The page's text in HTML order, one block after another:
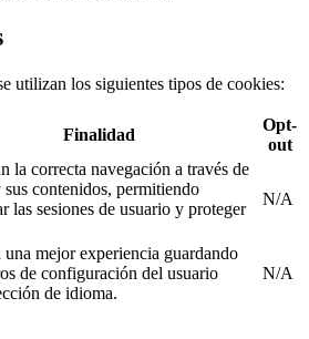
utilizan los siguientes tipos de cookies:
Finalidad
Opt-
out
la correcta navegación a través de
sus contenidos, permitiendo
las sesiones de usuario y proteger
N/A
una mejor experiencia guardando
de configuración del usuario
de idioma.
N/A